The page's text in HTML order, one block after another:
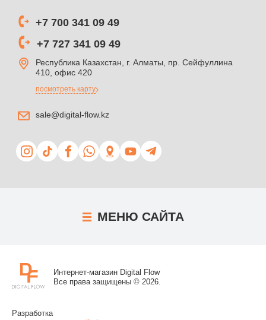
+7 700 341 09 49
+7 727 341 09 49
Республика Казахстан, г. Алматы, пр. Сейфуллина
410, офис 420
посмотреть карту
sale@digital-flow.kz
МЕНЮ САЙТА
Интернет-магазин Digital Flow
Все права защищены © 2026.
Разработка